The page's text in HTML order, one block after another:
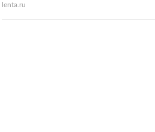
lenta.ru